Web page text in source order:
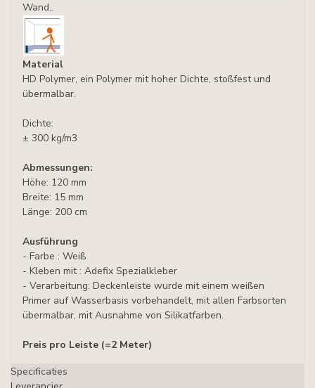
Wand..
Material
HD Polymer, ein Polymer mit hoher Dichte, stoßfest und
übermalbar.
Dichte:
± 300 kg/m3
Abmessungen:
Höhe: 120 mm
Breite: 15 mm
Länge: 200 cm
Ausführung
- Farbe : Weiß
- Kleben mit : Adefix Spezialkleber
- Verarbeitung: Deckenleiste wurde mit einem weißen
Primer auf Wasserbasis vorbehandelt, mit allen Farbsorten
übermalbar, mit Ausnahme von Silikatfarben.
Preis pro Leiste (=2 Meter)
Specificaties